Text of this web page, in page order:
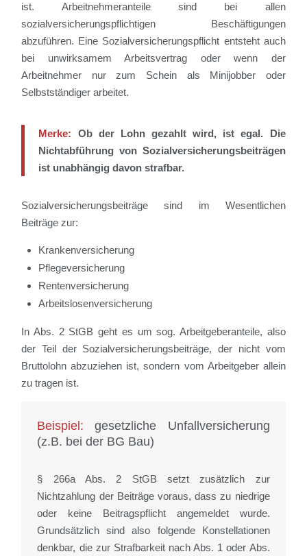
ist. Arbeitnehmeranteile sind bei allen
sozialversicherungspflichtigen Beschäftigungen
abzuführen. Eine Sozialversicherungspflicht entsteht auch
bei unwirksamem Arbeitsvertrag oder wenn der
Arbeitnehmer nur zum Schein als Minijobber oder
Selbstständiger arbeitet.
Merke: Ob der Lohn gezahlt wird, ist egal. Die
Nichtabführung von Sozialversicherungsbeiträgen
ist unabhängig davon strafbar.
Sozialversicherungsbeiträge sind im Wesentlichen
Beiträge zur:
Krankenversicherung
Pflegeversicherung
Rentenversicherung
Arbeitslosenversicherung
In Abs. 2 StGB geht es um sog. Arbeitgeberanteile, also
der Teil der Sozialversicherungsbeiträge, der nicht vom
Bruttolohn abzuziehen ist, sondern vom Arbeitgeber allein
zu tragen ist.
Beispiel: gesetzliche Unfallversicherung
(z.B. bei der BG Bau)
§ 266a Abs. 2 StGB setzt zusätzlich zur
Nichtzahlung der Beiträge voraus, dass zu niedrige
oder keine Beitragspflicht angemeldet wurde.
Grundsätzlich sind also folgende Konstellationen
denkbar, die zur Strafbarkeit nach Abs. 1 oder Abs.